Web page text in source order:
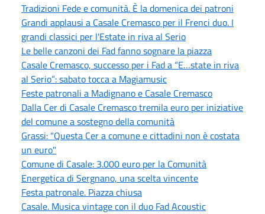
Tradizioni Fede e comunità. È la domenica dei patroni
Grandi applausi a Casale Cremasco per il Frenci duo. I
grandi classici per l'Estate in riva al Serio
Le belle canzoni dei Fad fanno sognare la piazza
Casale Cremasco, successo per i Fad a “E…state in riva
al Serio”: sabato tocca a Magiamusic
Feste patronali a Madignano e Casale Cremasco
Dalla Cer di Casale Cremasco tremila euro per iniziative
del comune a sostegno della comunità
Grassi: "Questa Cer a comune e cittadini non è costata
un euro"
Comune di Casale: 3.000 euro per la Comunità
Energetica di Sergnano, una scelta vincente
Festa patronale. Piazza chiusa
Casale. Musica vintage con il duo Fad Acoustic